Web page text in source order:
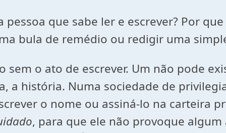
que sabe ler e escrever? Por
bula de remédio ou redigir uma
o ato de escrever. Um não pode
a história. Numa sociedade de
o nome ou assiná-lo na carteira
, para que ele não provoque